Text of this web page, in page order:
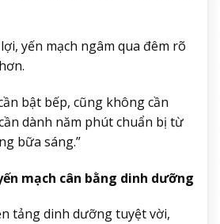
yến mạch ngâm qua đêm rõ
bật bếp, cũng không cần
dành năm phút chuẩn bị từ
bữa sáng.”
mạch cân bằng dinh dưỡng
tảng dinh dưỡng tuyệt vời,